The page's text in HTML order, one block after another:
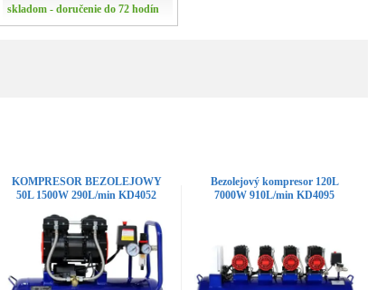
skladom - doručenie do 72 hodín
KOMPRESOR BEZOLEJOWY
50L 1500W 290L/min KD4052
Bezolejový kompresor 120L
7000W 910L/min KD4095